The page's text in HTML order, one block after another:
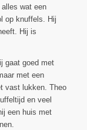
wat een
op knuffels. Hij
Hij is
gaat goed met
met een
vast lukken. Theo
en veel
een huis met